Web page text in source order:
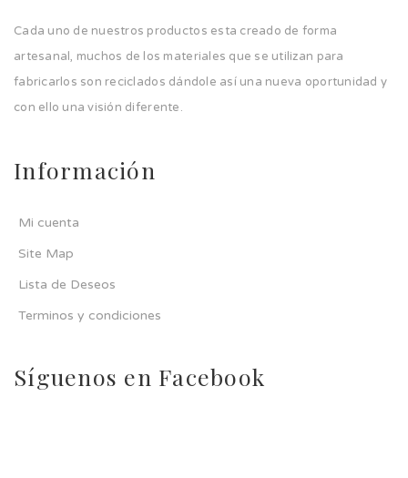
Cada uno de nuestros productos esta creado de forma
artesanal, muchos de los materiales que se utilizan para
fabricarlos son reciclados dándole así una nueva oportunidad y
con ello una visión diferente.
Información
Mi cuenta
Site Map
Lista de Deseos
Terminos y condiciones
Síguenos en Facebook